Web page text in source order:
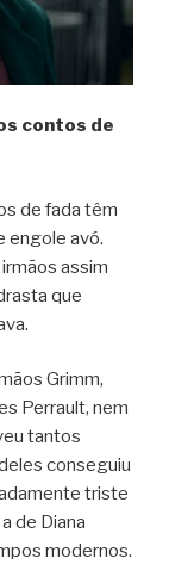
contos de
de fada têm
engole avó.
assim
que
Grimm,
Perrault, nem
tantos
conseguiu
triste
de Diana
modernos.